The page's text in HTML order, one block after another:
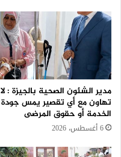
مدير الشئون الصحية بالجيزة : لا
تهاون مع أي تقصير يمس جودة
الخدمة أو حقوق المرضى
6 أغسطس، 2026